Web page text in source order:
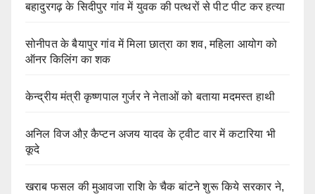
बहादुरगढ़ के सिदीपुर गांव में युवक की पत्थरों से पीट पीट कर हत्या
सोनीपत के बैयापुर गांव में मिला छात्रा का शव, महिला आयोग को
ऑनर किलिंग का शक
केन्द्रीय मंत्री कृष्णपाल गुर्जर ने नेताओं को बताया मदमस्त हाथी
अनिल विज औऱ कैप्टन अजय यादव के ट्वीट वार में कटारिया भी
कूदे
खराब फसल की मुआवजा राशि के चैक बांटने शुरू किये सरकार ने,